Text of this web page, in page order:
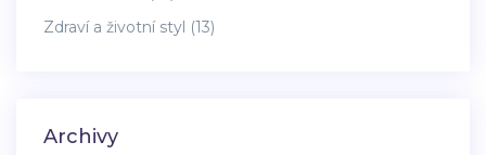
Zdraví a životní styl (13)
Archivy